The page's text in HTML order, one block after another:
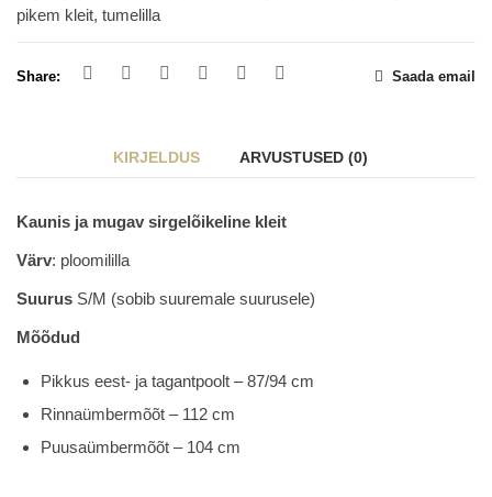
pikem kleit, tumelilla
Share: Saada email
KIRJELDUS ARVUSTUSED (0)
Kaunis ja mugav sirgelõikeline kleit
Värv: ploomililla
Suurus S/M (sobib suuremale suurusele)
Mõõdud
Pikkus eest- ja tagantpoolt – 87/94 cm
Rinnaümbermõõt – 112 cm
Puusaümbermõõt – 104 cm